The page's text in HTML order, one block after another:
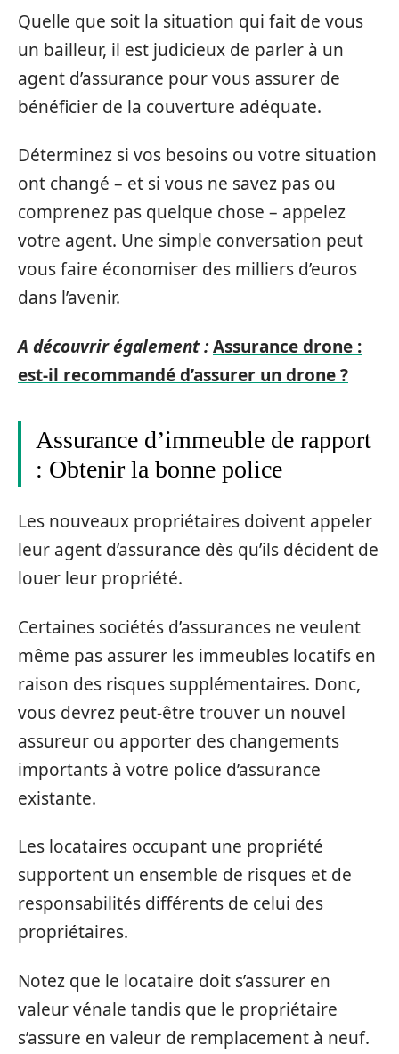
Quelle que soit la situation qui fait de vous
un bailleur, il est judicieux de parler à un
agent d’assurance pour vous assurer de
bénéficier de la couverture adéquate.
Déterminez si vos besoins ou votre situation
ont changé – et si vous ne savez pas ou
comprenez pas quelque chose – appelez
votre agent. Une simple conversation peut
vous faire économiser des milliers d’euros
dans l’avenir.
A découvrir également :Assurance drone :
est-il recommandé d’assurer un drone ?
Assurance d’immeuble de rapport
: Obtenir la bonne police
Les nouveaux propriétaires doivent appeler
leur agent d’assurance dès qu’ils décident de
louer leur propriété.
Certaines sociétés d’assurances ne veulent
même pas assurer les immeubles locatifs en
raison des risques supplémentaires. Donc,
vous devrez peut-être trouver un nouvel
assureur ou apporter des changements
importants à votre police d’assurance
existante.
Les locataires occupant une propriété
supportent un ensemble de risques et de
responsabilités différents de celui des
propriétaires.
Notez que le locataire doit s’assurer en
valeur vénale tandis que le propriétaire
s’assure en valeur de remplacement à neuf.